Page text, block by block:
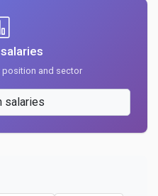
position and sector
salaries